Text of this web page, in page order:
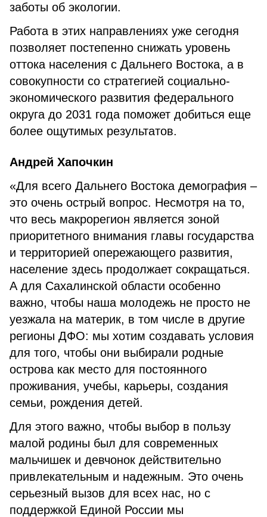
заботы об экологии.
Работа в этих направлениях уже сегодня
позволяет постепенно снижать уровень
оттока населения с Дальнего Востока, а в
совокупности со стратегией социально-
экономического развития федерального
округа до 2031 года поможет добиться еще
более ощутимых результатов.
Андрей Хапочкин
«Для всего Дальнего Востока демография –
это очень острый вопрос. Несмотря на то,
что весь макрорегион является зоной
приоритетного внимания главы государства
и территорией опережающего развития,
население здесь продолжает сокращаться.
А для Сахалинской области особенно
важно, чтобы наша молодежь не просто не
уезжала на материк, в том числе в другие
регионы ДФО: мы хотим создавать условия
для того, чтобы они выбирали родные
острова как место для постоянного
проживания, учебы, карьеры, создания
семьи, рождения детей.
Для этого важно, чтобы выбор в пользу
малой родины был для современных
мальчишек и девчонок действительно
привлекательным и надежным. Это очень
серьезный вызов для всех нас, но с
поддержкой Единой России мы